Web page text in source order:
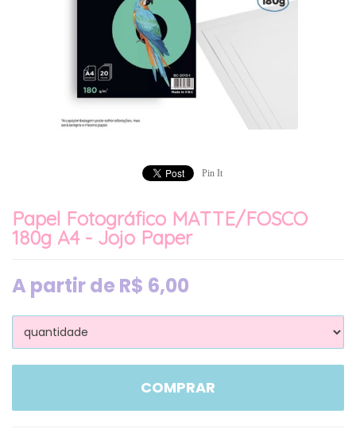
Pin It
Papel Fotográfico MATTE/FOSCO
180g A4 - Jojo Paper
A partir de R$ 6,00
COMPRAR